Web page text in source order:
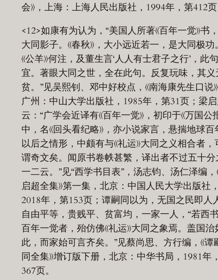
会》，上海：上海人民出版社，1994年，第412
<12>如康有为认为，“美国人所著《百年一觉》书
大同影子。《春秋》，大小远近若一，是大同极功
《公羊》何注，及董生言‘人人有士君子之行’，此
宜。著眼大同之世，全在此句。反复玩味，其义
贫。”见吴熙钊、邓中好校点，《南海康先生口说
广州：中山大学出版社，1985年，第31页；梁
云：“广学会近译有《百年一觉》，初印于《万国公
中，名《回头看纪略》，亦小说家言，悬揣地球百
以后之情形，中颇有与《礼运》大同之义相合者，
谓奇文矣。闻原书卷帙甚繁，译出者不过五十分
一二云。”见“西学书目表”，汤志钧、汤仁泽编，
启超全集》第一集，北京：中国人民大学出版社
2018年，第153页；谭嗣同以为，无国之民即人
自由平等，贵贱平、贫富均，一家一人，“若西
百年一觉者，殆仿佛《礼运》大同之象焉。盖国治
此，而家始可言齐矣。”见蔡尚思、方行编，《谭
同全集》增订版下册，北京：中华书局，1981年
367页。